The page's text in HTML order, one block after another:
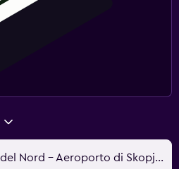
Skopje, Macedonia del Nord - Aeroporto di Skopje-Alessandro Magno (SKP)